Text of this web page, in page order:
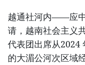
越通社河内——应
请，越南社会主义
代表团出席从2024
的大湄公河次区域